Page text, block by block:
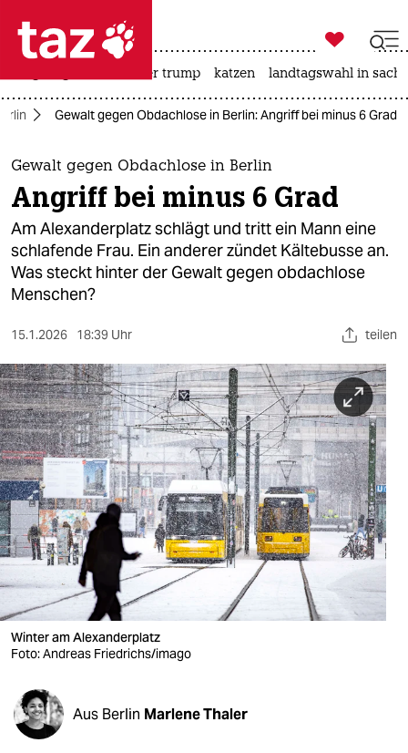
 taz zahl ich
taz zahl ich
themen
politik
öko
gesellschaft
kultur
sport
berlin
nord
wahrheit
verlag
verlag
veranstaltungen
shop
unterstützen

taz zahl ich
usa unter trump katzen landtagswahl in
Gewalt gegen Obdachlose in Berlin: Angriff bei minus 6 Grad
Gewalt gegen Obdachlose in Berlin
Angriff bei minus 6 Grad
Am Alexanderplatz schlägt und tritt ein Mann eine
schlafende Frau. Ein anderer zündet Kältebusse an.
Was steckt hinter der Gewalt gegen obdachlose
Menschen?
15.1.2026 18:39 Uhr teilen
Winter am Alexanderplatz
Foto: Andreas Friedrichs/imago
Aus Berlin Marlene Thaler